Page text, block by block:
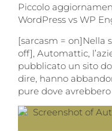
Piccolo
WordPress vs WP
[sarcasm = on]Nella
off], Automattic,
pubblicato un sito
dire, hanno
pure dove